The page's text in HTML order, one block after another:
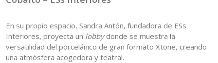
En su propio espacio, Sandra Antón, fundadora de ESs
Interiores, proyecta un lobbydonde se muestra la
versatilidad del porcelánico de gran formato Xtone, creando
una atmósfera acogedora y teatral.